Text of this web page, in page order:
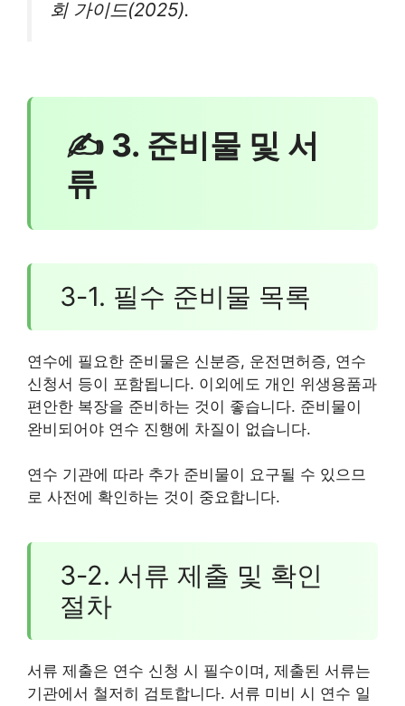
회 가이드(2025).
✍ 3. 준비물 및 서
류
3-1. 필수 준비물 목록
연수에 필요한 준비물은 신분증, 운전면허증, 연수
신청서 등이 포함됩니다. 이외에도 개인 위생용품과
편안한 복장을 준비하는 것이 좋습니다. 준비물이
완비되어야 연수 진행에 차질이 없습니다.
연수 기관에 따라 추가 준비물이 요구될 수 있으므
로 사전에 확인하는 것이 중요합니다.
3-2. 서류 제출 및 확인
절차
서류 제출은 연수 신청 시 필수이며, 제출된 서류는
기관에서 철저히 검토합니다. 서류 미비 시 연수 일